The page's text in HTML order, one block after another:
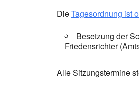
DieTagesordnung ist
Besetzung der
Friedensrichter
Alle Sitzungstermine